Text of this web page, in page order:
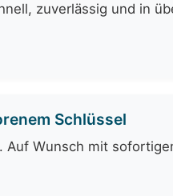
zuverlässig und in
Schlüssel
Wunsch mit